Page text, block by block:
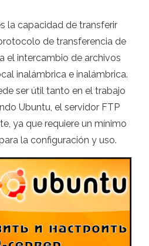
la capacidad de transferir
de transferencia de
el intercambio de archivos
inalámbrica e inalámbrica.
ser útil tanto en el trabajo
Ubuntu, el servidor FTP
ya que requiere un mínimo
la configuración y uso.